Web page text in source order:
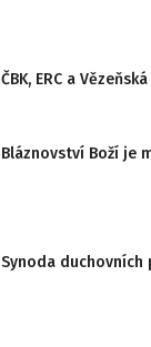
ČBK, ERC a
Bláznovství Boží je
Synoda duchovních